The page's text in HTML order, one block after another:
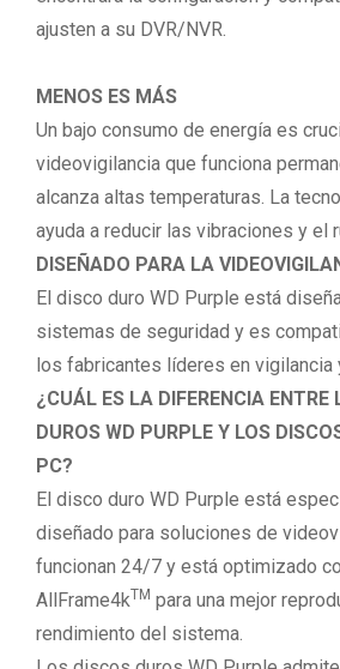
ajusten a su DVR/NVR.
MENOS ES MÁS
Un bajo consumo de energía es
videovigilancia que funciona
alcanza altas temperaturas. La
ayuda a reducir las vibraciones y el
DISEÑADO PARA LA
El disco duro WD Purple está
sistemas de seguridad y es
los fabricantes líderes en vigilancia
¿CUÁL ES LA DIFERENCIA ENTRE
DUROS WD PURPLE Y LOS
PC?
El disco duro WD Purple está
diseñado para soluciones de
funcionan 24/7 y está optimizado
AllFrame4kTM para una mejor
rendimiento del sistema.